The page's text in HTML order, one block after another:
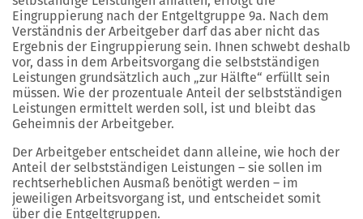
Eingruppierung nach der Entgeltgruppe 9a. Nach dem
Verständnis der Arbeitgeber darf das aber nicht das
Ergebnis der Eingruppierung sein. Ihnen schwebt deshalb
vor, dass in dem Arbeitsvorgang die selbstständigen
Leistungen grundsätzlich auch „zur Hälfte“ erfüllt sein
müssen. Wie der prozentuale Anteil der selbstständigen
Leistungen ermittelt werden soll, ist und bleibt das
Geheimnis der Arbeitgeber.
Der Arbeitgeber entscheidet dann alleine, wie hoch der
Anteil der selbstständigen Leistungen – sie sollen im
rechtserheblichen Ausmaß benötigt werden – im
jeweiligen Arbeitsvorgang ist, und entscheidet somit
über die Entgeltgruppen.